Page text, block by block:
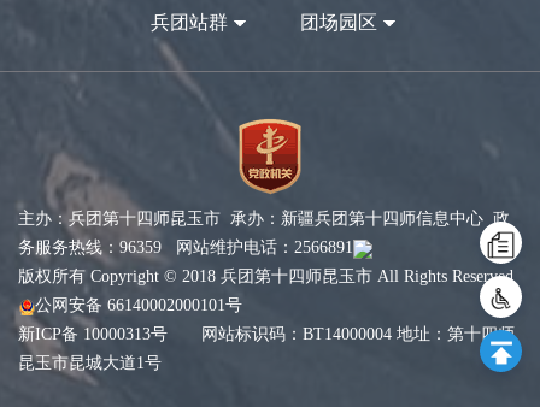
兵团站群
团场园区
主办：兵团第十四师昆玉市 承办：新疆兵团第十四师信息中心 政
务服务热线：96359 网站维护电话：2566891
版权所有 Copyright © 2018 兵团第十四师昆玉市 All Rights Reserved
公网安备 66140002000101号
新ICP备 10000313号 网站标识码：BT14000004 地址：第十四师
昆玉市昆城大道1号